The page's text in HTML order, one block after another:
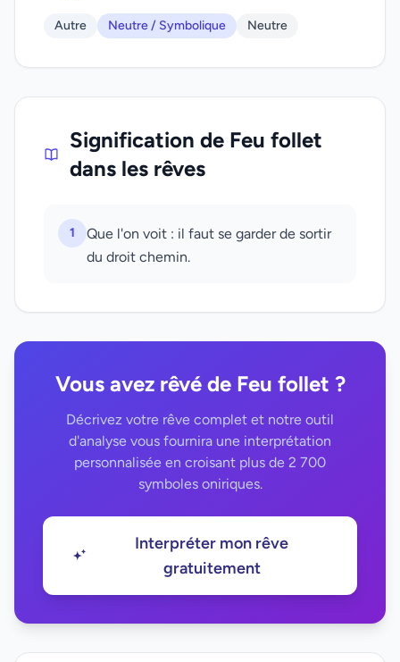
Autre Neutre / Symbolique Neutre
Signification de Feu follet
dans les rêves
1
Que l'on voit : il faut se garder de sortir
du droit chemin.
Vous avez rêvé de Feu follet ?
Décrivez votre rêve complet et notre outil
d'analyse vous fournira une interprétation
personnalisée en croisant plus de 2 700
symboles oniriques.
Interpréter mon rêve
gratuitement